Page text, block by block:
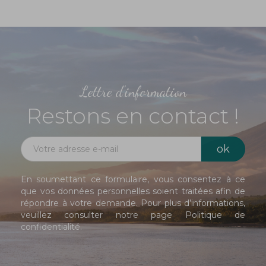
Lettre d'information
Restons en contact !
En soumettant ce formulaire, vous consentez à ce
que vos données personnelles soient traitées afin de
répondre à votre demande. Pour plus d’informations,
veuillez consulter notre page Politique de
confidentialité.